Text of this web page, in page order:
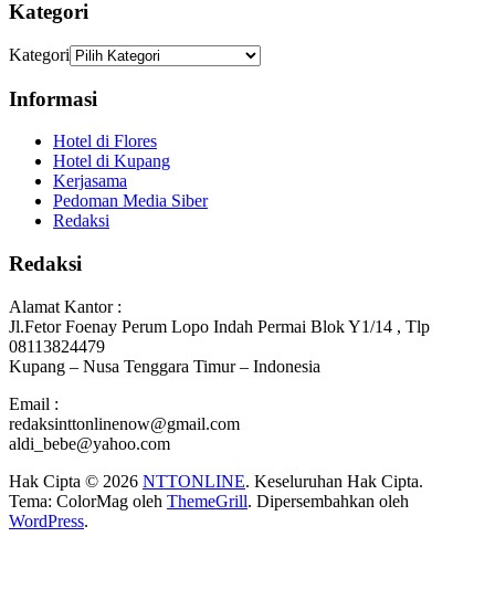
Kategori
Kategori
Informasi
Hotel di Flores
Hotel di Kupang
Kerjasama
Pedoman Media Siber
Redaksi
Redaksi
Alamat Kantor :
Jl.Fetor Foenay Perum Lopo Indah Permai Blok Y1/14 , Tlp
08113824479
Kupang – Nusa Tenggara Timur – Indonesia
Email :
redaksinttonlinenow@gmail.com
aldi_bebe@yahoo.com
Hak Cipta © 2026 NTTONLINE. Keseluruhan Hak Cipta.
Tema: ColorMag oleh ThemeGrill. Dipersembahkan oleh
WordPress.